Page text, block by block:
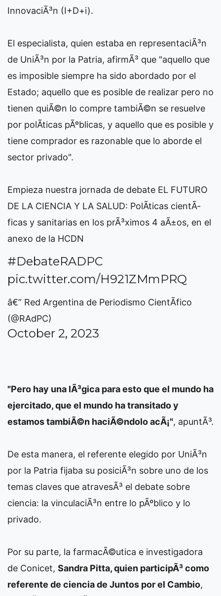
InnovaciÃ³n (I+D+i).
El especialista, quien estaba en representaciÃ³n
de UniÃ³n por la Patria, afirmÃ³ que "aquello que
es imposible siempre ha sido abordado por el
Estado; aquello que es posible de realizar pero no
tienen quiÃ©n lo compre tambiÃ©n se resuelve
por polÃ­ticas pÃºblicas, y aquello que es posible y
tiene comprador es razonable que lo aborde el
sector privado".
Empieza nuestra jornada de debate EL FUTURO
DE LA CIENCIA Y LA SALUD: PolÃ­ticas cientÃ­
ficas y sanitarias en los prÃ³ximos 4 aÃ±os, en el
anexo de la HCDN
#DebateRADPC
pic.twitter.com/H921ZMmPRQ
â€” Red Argentina de Periodismo CientÃ­fico
(@RAdPC)
October 2, 2023
"Pero hay una lÃ³gica para esto que el mundo ha
ejercitado, que el mundo ha transitado y
estamos tambiÃ©n haciÃ©ndolo acÃ¡", apuntÃ³.
De esta manera, el referente elegido por UniÃ³n
por la Patria fijaba su posiciÃ³n sobre uno de los
temas claves que atravesÃ³ el debate sobre
ciencia: la vinculaciÃ³n entre lo pÃºblico y lo
privado.
Por su parte, la farmacÃ©utica e investigadora
de Conicet, Sandra Pitta, quien participÃ³ como
referente de ciencia de Juntos por el Cambio,